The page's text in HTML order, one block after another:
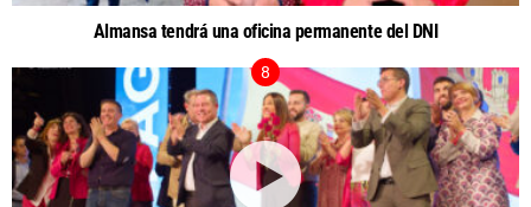
Almansa tendrá una oficina permanente del DNI